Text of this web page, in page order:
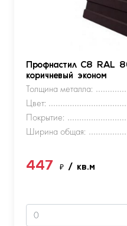
Профнастил С8 RAL
коричневый эконом
Толщина металла:
Цвет:
Покрытие:
Ширина общая:
447 ₽ / кв.м